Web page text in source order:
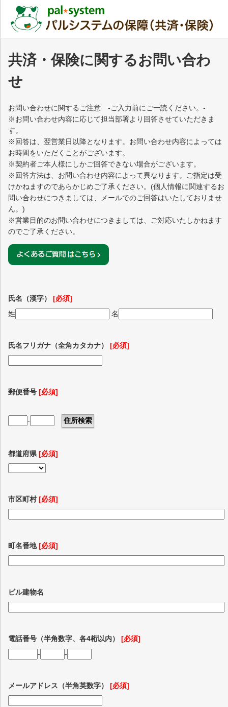
共済・保険に関するお問い合わ
せ
お問い合わせに関するご注意 -ご入力前にご一読ください。-
※お問い合わせ内容に応じて担当部署より回答させていただきま
す。
※回答は、翌営業日以降となります。お問い合わせ内容によっては
お時間をいただくことがございます。
※契約者ご本人様にしかご回答できない場合がございます。
※回答方法は、お問い合わせ内容によって異なります。ご指定は受
けかねますのであらかじめご了承ください。(個人情報に関連するお
問い合わせにつきましては、メールでのご回答はいたしておりませ
ん。)
※営業目的のお問い合わせにつきましては、ご対応いたしかねます
のでご了承ください。
氏名（漢字） [必須]
姓
名
氏名フリガナ（全角カタカナ） [必須]
郵便番号 [必須]
-
都道府県 [必須]
市区町村[必須]
町名番地[必須]
ビル建物名
電話番号（半角数字、各4桁以内） [必須]
-
-
メールアドレス（半角英数字） [必須]